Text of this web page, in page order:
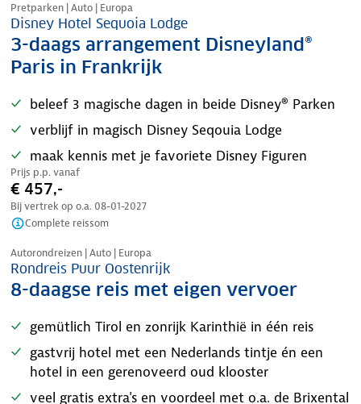
Pretparken | Auto | Europa
Disney Hotel Sequoia Lodge
3-daags arrangement Disneyland®
Paris in Frankrijk
beleef 3 magische dagen in beide Disney® Parken
verblijf in magisch Disney Seqouia Lodge
maak kennis met je favoriete Disney Figuren
Prijs p.p. vanaf
€ 457,-
Bij vertrek op o.a. 08-01-2027
Complete reissom
Nazomer korting
Autorondreizen | Auto | Europa
Rondreis Puur Oostenrijk
8-daagse reis met eigen vervoer
gemütlich Tirol en zonrijk Karinthië in één reis
gastvrij hotel met een Nederlands tintje én een
hotel in een gerenoveerd oud klooster
veel gratis extra's en voordeel met o.a. de Brixental